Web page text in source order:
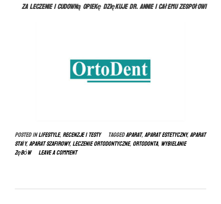
Za leczenie i cudowną opiekę dziękuje dr. Annie i całemu zespołowi
Posted inLIFESTYLE,RECENZJE I TESTY Taggedaparat,aparat estetyczny,aparat
stały,aparat szafirowy,leczenie ortodontyczne,ortodonta,wybielanie
zębów
Leave a comment